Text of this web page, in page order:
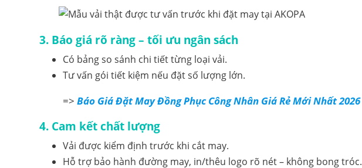
3. Báo giá rõ ràng – tối ưu ngân sách
Có bảng so sánh chi tiết từng loại vải.
Tư vấn gói tiết kiệm nếu đặt số lượng lớn.
=> Báo Giá Đặt May Đồng Phục Công Nhân Giá Rẻ Mới Nhất 2026
4. Cam kết chất lượng
Vải được kiểm định trước khi cắt may.
Hỗ trợ bảo hành đường may, in/thêu logo rõ nét – không bong tróc.